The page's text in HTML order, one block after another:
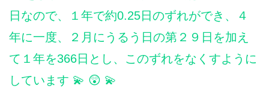
日なので、１年で約0.25日のずれができ、４
年に一度、２月にうるう日の第２９日を加え
て１年を366日とし、このずれをなくすように
しています 💫 😲 💫